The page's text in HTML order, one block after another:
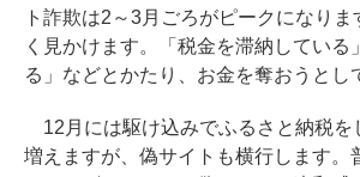
ト詐欺は2～3月ごろがピークになりま
く見かけます。「税金を滞納している
る」などとかたり、お金を奪おうとし
12月には駆け込みでふるさと納税を
増えますが、偽サイトも横行します。